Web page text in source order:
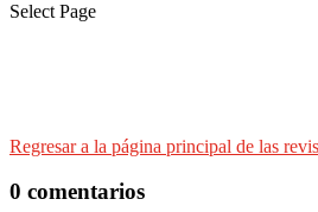
Select Page
Regresar a la página principal de las
0 comentarios